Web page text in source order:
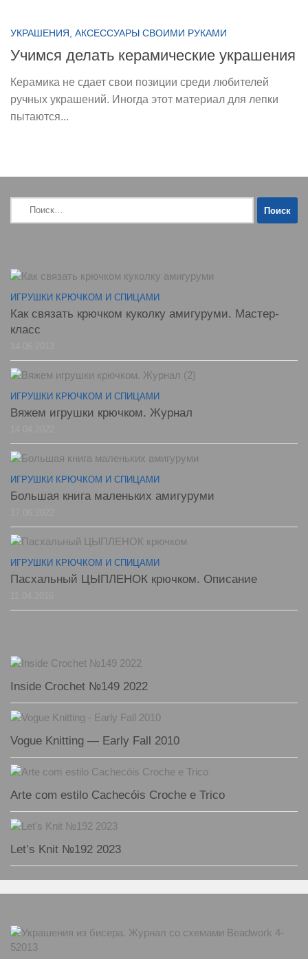
УКРАШЕНИЯ, АКСЕССУАРЫ СВОИМИ РУКАМИ
Учимся делать керамические украшения
Керамика не сдает свои позиции среди любителей
ручных украшений. Иногда этот материал для лепки
пытаются...
Найти:
ИГРУШКИ КРЮЧКОМ И СПИЦАМИ
Как связать крючком куколку амигуруми. Мастер-
класс
ИГРУШКИ КРЮЧКОМ И СПИЦАМИ
Вяжем игрушки крючком. Журнал
ИГРУШКИ КРЮЧКОМ И СПИЦАМИ
Большая книга маленьких амигуруми
ИГРУШКИ КРЮЧКОМ И СПИЦАМИ
Пасхальный ЦЫПЛЕНОК крючком. Описание
Inside Crochet №149 2022
Vogue Knitting — Early Fall 2010
Arte com estilo Cachecóis Croche e Trico
Let’s Knit №192 2023